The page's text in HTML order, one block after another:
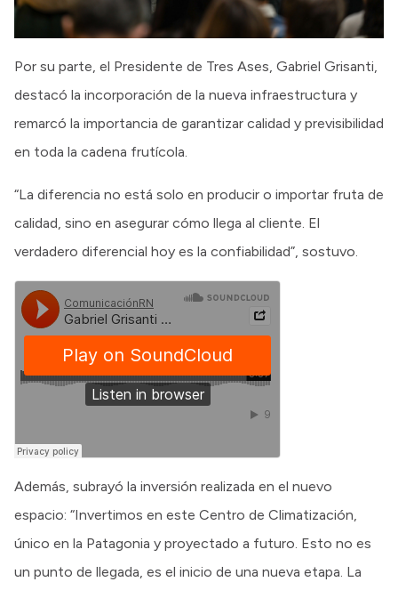
Por su parte, el Presidente de Tres Ases, Gabriel Grisanti,
destacó la incorporación de la nueva infraestructura y
remarcó la importancia de garantizar calidad y previsibilidad
en toda la cadena frutícola.
“La diferencia no está solo en producir o importar fruta de
calidad, sino en asegurar cómo llega al cliente. El
verdadero diferencial hoy es la confiabilidad”, sostuvo.
Además, subrayó la inversión realizada en el nuevo
espacio: “Invertimos en este Centro de Climatización,
único en la Patagonia y proyectado a futuro. Esto no es
un punto de llegada, es el inicio de una nueva etapa. La